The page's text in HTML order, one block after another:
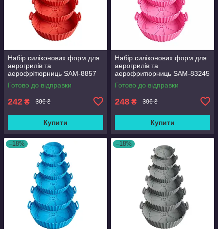
Набір силіконових форм для
аерогрилів та
аерофрітюрниць SAM-8857
червоний 6 шт
Готово до відправки
242 ₴ 306 ₴
Купити
Набір силіконових форм для
аерогрилів та
аерофритюрниць SAM-83245
рожевий 6 шт
Готово до відправки
248 ₴ 306 ₴
Купити
–18% –18%